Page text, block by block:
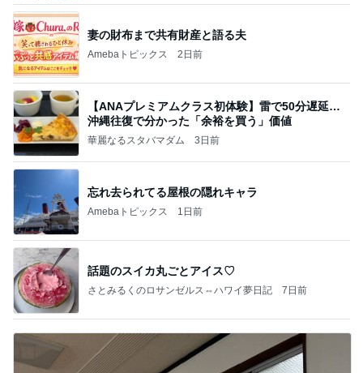
妻の財布まで共有財産と語る夫
Amebaトピックス 2日前
【ANAプレミアムクラス初体験】雷で50分遅延…
沖縄往復で分かった「余裕を買う」価値
華麗なるスタバマダム 3日前
忘れ去られてる屋根の隠れキャラ
Amebaトピックス 1日前
話題のスイカ丸ごとアイス♡
さとみるくのロサンゼルス⇔ハワイ夢日記 7日前